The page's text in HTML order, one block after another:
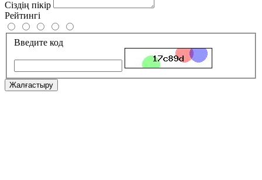
Сіздің пікір
Рейтингі
Введите код
Жалғастыру